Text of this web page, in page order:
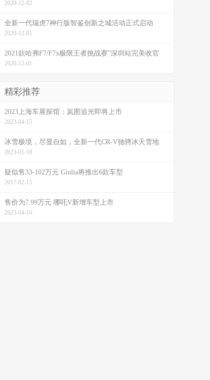
2020-12-02
全新一代瑞虎7神行版智鉴创新之城活动正式启动
2020-12-01
2021款哈弗F7/F7x极限王者挑战赛”深圳站完美收官
2020-12-01
精彩推荐
2023上海车展探馆：岚图追光即将上市
2023-04-15
冰雪极境，尽显自如，全新一代CR-V驰骋冰天雪地
2023-01-18
疑似售33-102万元 Giulia将推出6款车型
2017-02-15
售价为7.99万元 哪吒V新增车型上市
2023-04-16